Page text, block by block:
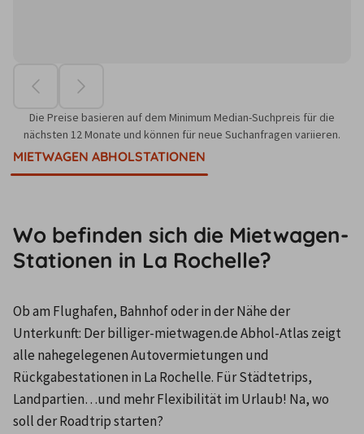
Die Preise basieren auf dem Minimum Median-Suchpreis für die
nächsten 12 Monate und können für neue Suchanfragen variieren.
MIETWAGEN ABHOLSTATIONEN
Wo befinden sich die Mietwagen-
Stationen in La Rochelle?
Ob am Flughafen, Bahnhof oder in der Nähe der
Unterkunft: Der billiger-mietwagen.de Abhol-Atlas zeigt
alle nahegelegenen Autovermietungen und
Rückgabestationen in La Rochelle. Für Städtetrips,
Landpartien…und mehr Flexibilität im Urlaub! Na, wo
soll der Roadtrip starten?